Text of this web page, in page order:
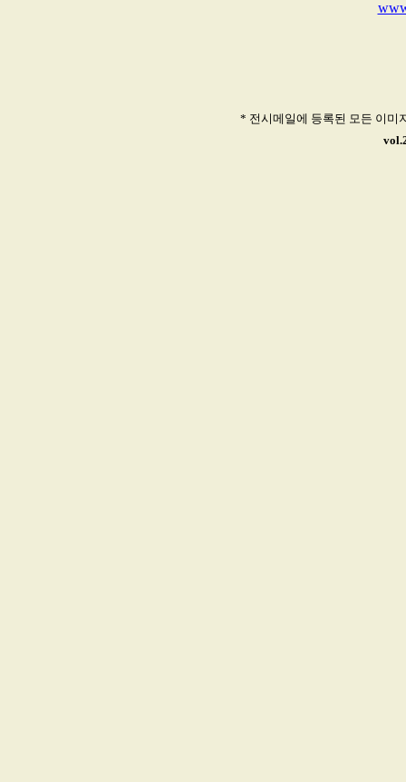
* 전시메일에 등록된 모든 이미